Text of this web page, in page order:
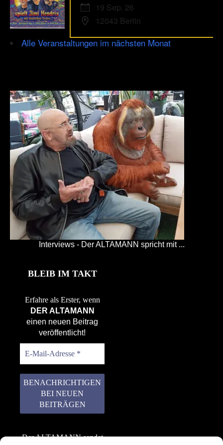
19 Sep. 26
12043 Berlin
Alle Veranstaltungen im nächsten Monat
Interviews - Der ALTAMANN spricht mit ...
BLEIB IM TAKT
Erfahre als Erster, wenn
DER ALTAMANN
einen neuen Beitrag
veröffentlicht!
Der ALTAMANN sendet